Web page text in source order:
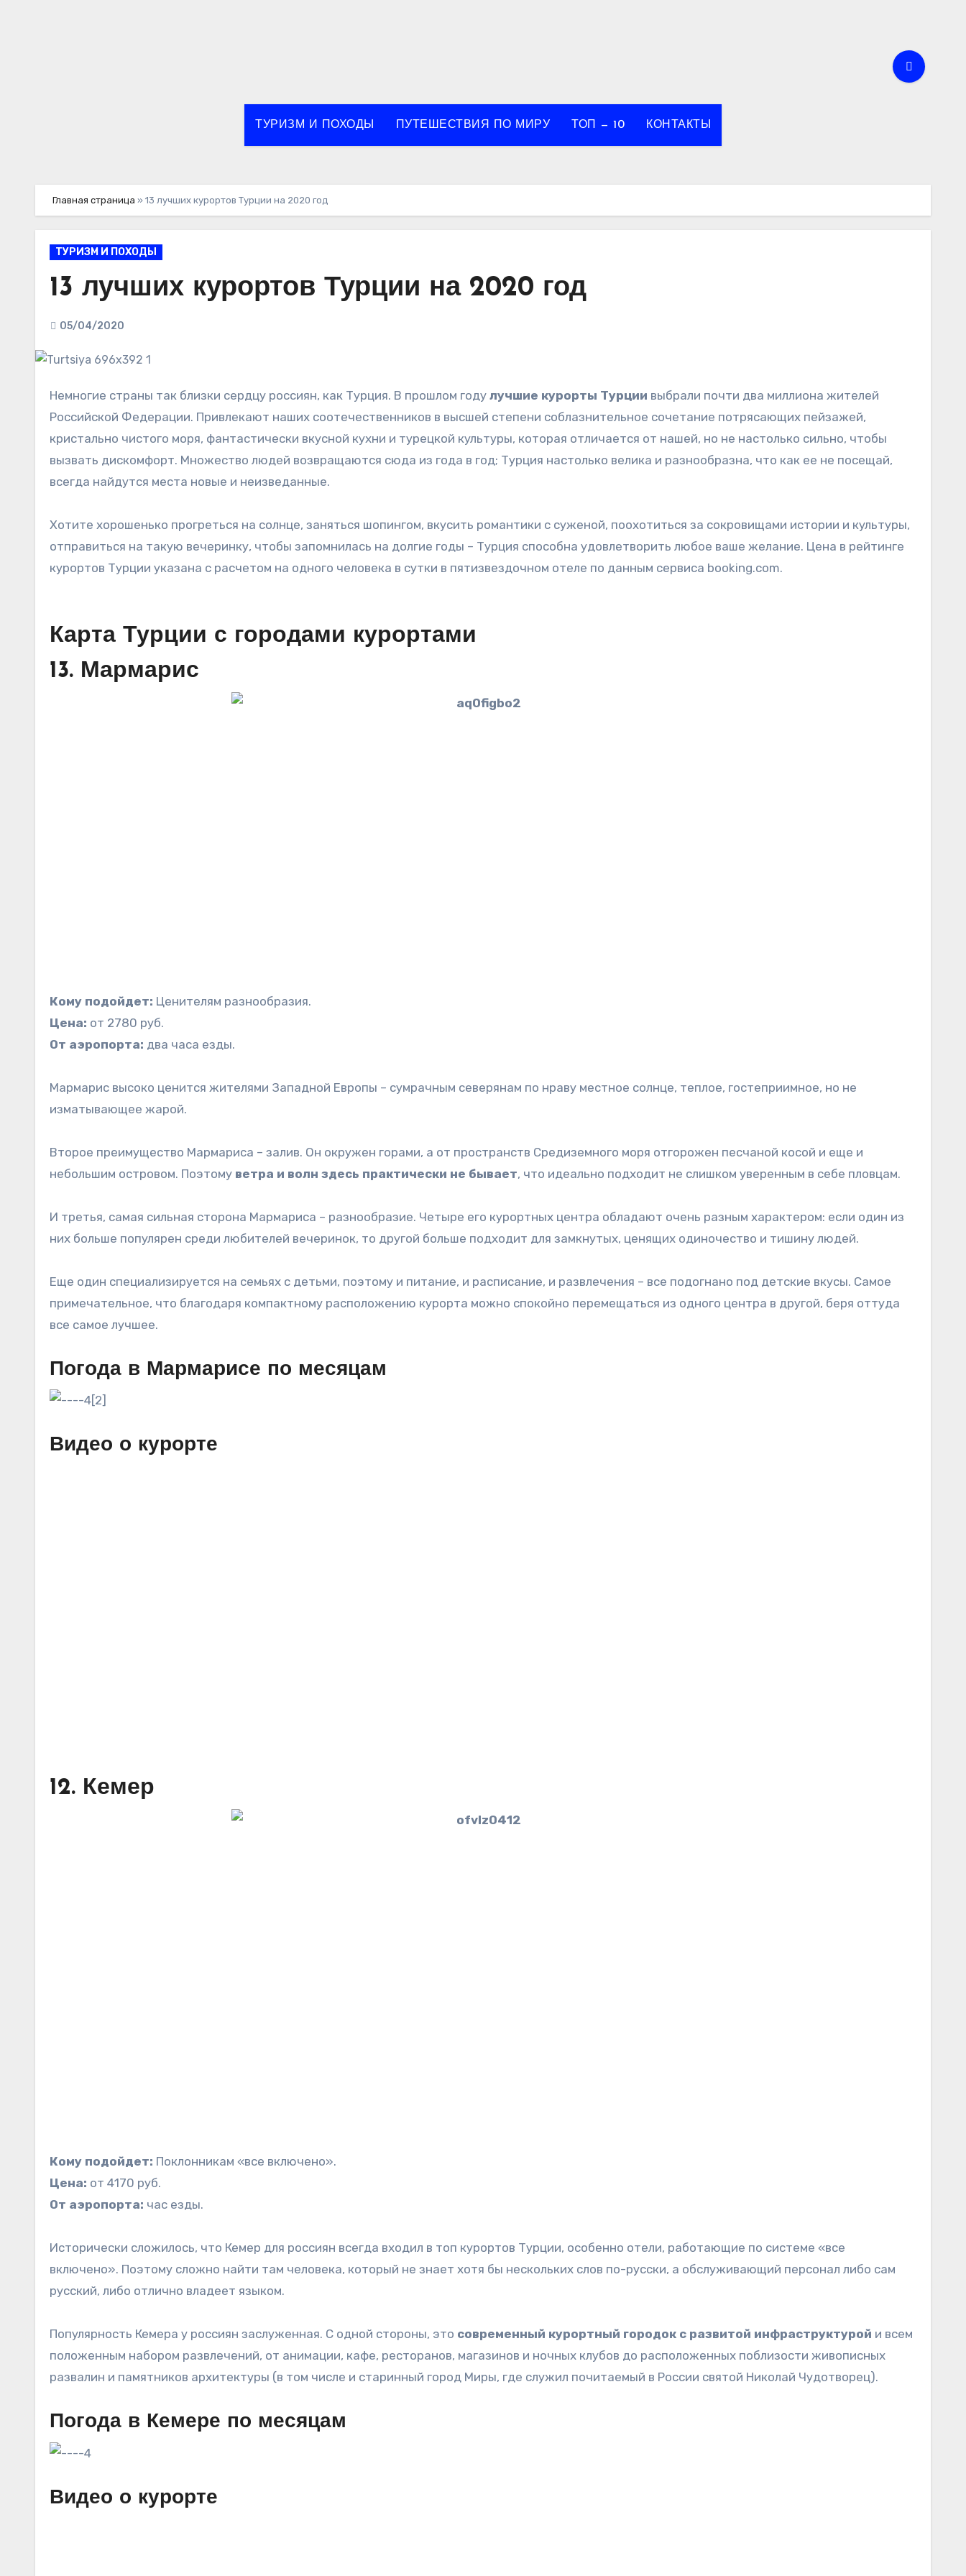
ТУРИЗМ И ПОХОДЫ ПУТЕШЕСТВИЯ ПО МИРУ ТОП — 10 КОНТАКТЫ
Главная страница » 13 лучших курортов Турции на 2020 год
ТУРИЗМ И ПОХОДЫ
13 лучших курортов Турции на 2020 год
05/04/2020
Немногие страны так близки сердцу россиян, как Турция. В прошлом году лучшие курорты Турции выбрали почти два миллиона жителей
Российской Федерации. Привлекают наших соотечественников в высшей степени соблазнительное сочетание потрясающих пейзажей,
кристально чистого моря, фантастически вкусной кухни и турецкой культуры, которая отличается от нашей, но не настолько сильно, чтобы
вызвать дискомфорт. Множество людей возвращаются сюда из года в год; Турция настолько велика и разнообразна, что как ее не посещай,
всегда найдутся места новые и неизведанные.
Хотите хорошенько прогреться на солнце, заняться шопингом, вкусить романтики с суженой, поохотиться за сокровищами истории и культуры,
отправиться на такую вечеринку, чтобы запомнилась на долгие годы – Турция способна удовлетворить любое ваше желание. Цена в рейтинге
курортов Турции указана с расчетом на одного человека в сутки в пятизвездочном отеле по данным сервиса booking.com.
Карта Турции с городами курортами
13. Мармарис
Кому подойдет: Ценителям разнообразия.
Цена: от 2780 руб.
От аэропорта: два часа езды.
Мармарис высоко ценится жителями Западной Европы – сумрачным северянам по нраву местное солнце, теплое, гостеприимное, но не
изматывающее жарой.
Второе преимущество Мармариса – залив. Он окружен горами, а от пространств Средиземного моря отгорожен песчаной косой и еще и
небольшим островом. Поэтому ветра и волн здесь практически не бывает, что идеально подходит не слишком уверенным в себе пловцам.
И третья, самая сильная сторона Мармариса – разнообразие. Четыре его курортных центра обладают очень разным характером: если один из
них больше популярен среди любителей вечеринок, то другой больше подходит для замкнутых, ценящих одиночество и тишину людей.
Еще один специализируется на семьях с детьми, поэтому и питание, и расписание, и развлечения – все подогнано под детские вкусы. Самое
примечательное, что благодаря компактному расположению курорта можно спокойно перемещаться из одного центра в другой, беря оттуда
все самое лучшее.
Погода в Мармарисе по месяцам
Видео о курорте
12. Кемер
Кому подойдет: Поклонникам «все включено».
Цена: от 4170 руб.
От аэропорта: час езды.
Исторически сложилось, что Кемер для россиян всегда входил в топ курортов Турции, особенно отели, работающие по системе «все
включено». Поэтому сложно найти там человека, который не знает хотя бы нескольких слов по-русски, а обслуживающий персонал либо сам
русский, либо отлично владеет языком.
Популярность Кемера у россиян заслуженная. С одной стороны, это современный курортный городок с развитой инфраструктурой и всем
положенным набором развлечений, от анимации, кафе, ресторанов, магазинов и ночных клубов до расположенных поблизости живописных
развалин и памятников архитектуры (в том числе и старинный город Миры, где служил почитаемый в России святой Николай Чудотворец).
Погода в Кемере по месяцам
Видео о курорте